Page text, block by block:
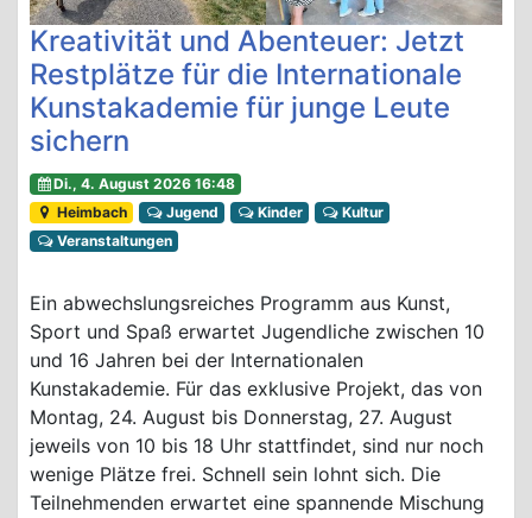
Kreativität und Abenteuer: Jetzt
Restplätze für die Internationale
Kunstakademie für junge Leute
sichern
Di., 4. August 2026 16:48
Heimbach
Jugend Kinder
Kultur
Veranstaltungen
Ein abwechslungsreiches Programm aus Kunst,
Sport und Spaß erwartet Jugendliche zwischen 10
und 16 Jahren bei der Internationalen
Kunstakademie. Für das exklusive Projekt, das von
Montag, 24. August bis Donnerstag, 27. August
jeweils von 10 bis 18 Uhr stattfindet, sind nur noch
wenige Plätze frei. Schnell sein lohnt sich. Die
Teilnehmenden erwartet eine spannende Mischung